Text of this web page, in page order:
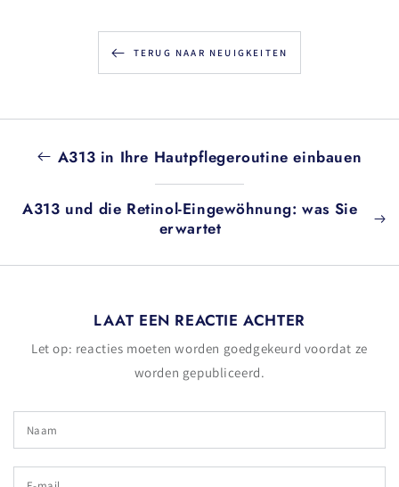
TERUG NAAR NEUIGKEITEN
A313 in Ihre Hautpflegeroutine einbauen
A313 und die Retinol-Eingewöhnung: was Sie
erwartet
LAAT EEN REACTIE ACHTER
Let op: reacties moeten worden goedgekeurd voordat ze
worden gepubliceerd.
Naam